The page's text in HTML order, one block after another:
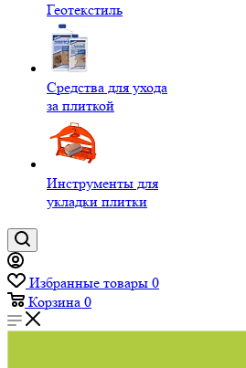
Геотекстиль
Средства для ухода
за плиткой
Инструменты для
укладки плитки
Избранные товары 0
Корзина 0